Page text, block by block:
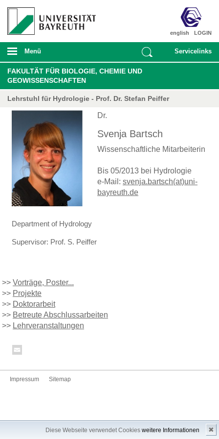
Diese Webseite verwendet Cookies weitere Informationen ✖
LOGIN
english
Menü Servicelinks
FAKULTÄT FÜR BIOLOGIE, CHEMIE UND
GEOWISSENSCHAFTEN
Lehrstuhl für Hydrologie - Prof. Dr. Stefan Peiffer
Dr.
Svenja Bartsch
Wissenschaftliche Mitarbeiterin
Bis 05/2013 bei Hydrologie
e-Mail: svenja.bartsch(at)uni-
bayreuth.de
Department of Hydrology
Supervisor: Prof. S. Peiffer
>> Vorträge, Poster...
>> Projekte
>> Doktorarbeit
>> Betreute Abschlussarbeiten
>> Lehrveranstaltungen
Impressum Sitemap